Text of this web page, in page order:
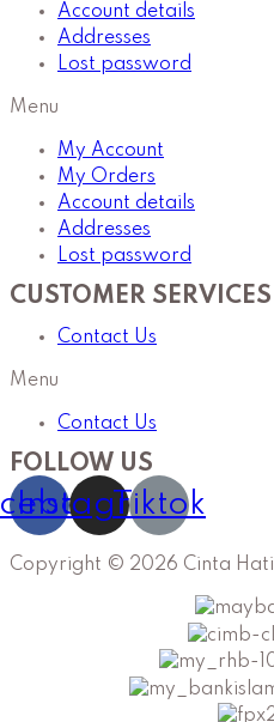
Account details
Addresses
Lost password
Menu
My Account
My Orders
Account details
Addresses
Lost password
CUSTOMER SERVICES
Contact Us
Menu
Contact Us
FOLLOW US
Instagram
Tiktok
Copyright © 2026 Cinta Hati